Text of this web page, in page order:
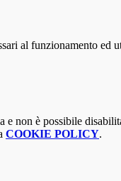
al funzionamento ed
e non è possibile
COOKIE POLICY.